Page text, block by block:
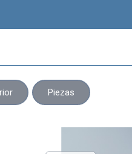
Piezas